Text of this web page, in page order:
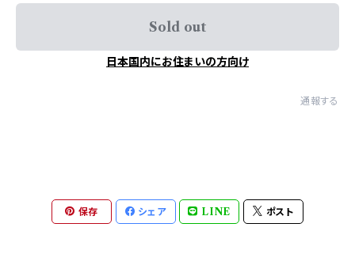
Sold out
日本国内にお住まいの方向け
通報する
保存 シェア LINE ポスト